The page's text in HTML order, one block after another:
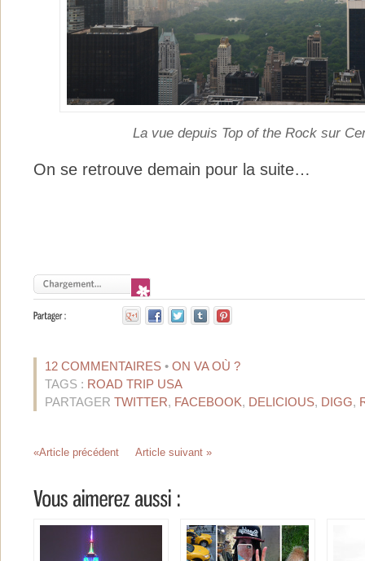
La vue depuis Top of the Rock sur
On se retrouve demain pour la suite…
12 COMMENTAIRES • ON VA OÙ ?
TAGS : ROAD TRIP USA
PARTAGER TWITTER, FACEBOOK, DELICIOUS, DIGG,
«Article précédent Article suivant »